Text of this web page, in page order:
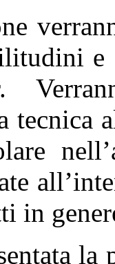
tecnica
in
la